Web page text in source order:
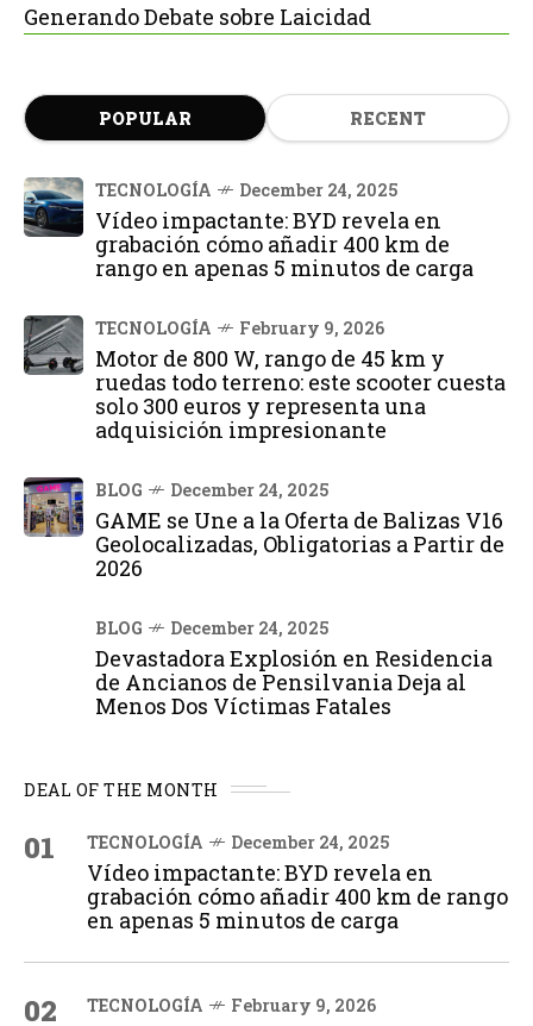
Generando Debate sobre Laicidad
POPULAR RECENT
TECNOLOGÍA December 24, 2025
Vídeo impactante: BYD revela en
grabación cómo añadir 400 km de
rango en apenas 5 minutos de carga
TECNOLOGÍA February 9, 2026
Motor de 800 W, rango de 45 km y
ruedas todo terreno: este scooter cuesta
solo 300 euros y representa una
adquisición impresionante
BLOG December 24, 2025
GAME se Une a la Oferta de Balizas V16
Geolocalizadas, Obligatorias a Partir de
2026
BLOG December 24, 2025
Devastadora Explosión en Residencia
de Ancianos de Pensilvania Deja al
Menos Dos Víctimas Fatales
DEAL OF THE MONTH
01 TECNOLOGÍA December 24, 2025
Vídeo impactante: BYD revela en
grabación cómo añadir 400 km de rango
en apenas 5 minutos de carga
02 TECNOLOGÍA February 9, 2026